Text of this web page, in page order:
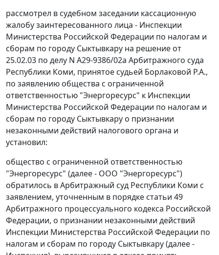
рассмотрел в судебном заседании кассационную
жалобу заинтересованного лица - Инспекции
Министерства Российской Федерации по налогам и
сборам по городу Сыктывкару на решение от
25.02.03 по делу N А29-9386/02а Арбитражного суда
Республики Коми, принятое судьей Борлаковой Р.А.,
по заявлению общества с ограниченной
ответственностью "Энергоресурс" к Инспекции
Министерства Российской Федерации по налогам и
сборам по городу Сыктывкару о признании
незаконными действий налогового органа и
установил:
общество с ограниченной ответственностью
"Энергоресурс" (далее - ООО "Энергоресурс")
обратилось в Арбитражный суд Республики Коми с
заявлением, уточненным в порядке статьи 49
Арбитражного процессуального кодекса Российской
Федерации, о признании незаконными действий
Инспекции Министерства Российской Федерации по
налогам и сборам по городу Сыктывкару (далее -